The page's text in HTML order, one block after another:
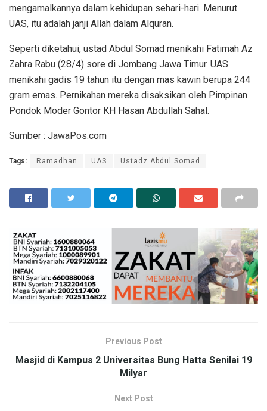
mengamalkannya dalam kehidupan sehari-hari. Menurut
UAS, itu adalah janji Allah dalam Alquran.
Seperti diketahui, ustad Abdul Somad menikahi Fatimah Az
Zahra Rabu (28/4) sore di Jombang Jawa Timur. UAS
menikahi gadis 19 tahun itu dengan mas kawin berupa 244
gram emas. Pernikahan mereka disaksikan oleh Pimpinan
Pondok Moder Gontor KH Hasan Abdullah Sahal.
Sumber : JawaPos.com
Tags: Ramadhan UAS Ustadz Abdul Somad
Previous Post
Masjid di Kampus 2 Universitas Bung Hatta Senilai 19
Milyar
Next Post